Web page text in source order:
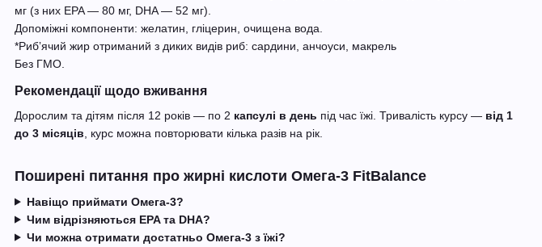
мг (з них EPA — 80 мг, DHA — 52 мг).
Допоміжні компоненти: желатин, гліцерин, очищена вода.
*Рибʼячий жир отриманий з диких видів риб: сардини, анчоуси, макрель
Без ГМО.
Рекомендації щодо вживання
Дорослим та дітям після 12 років — по 2 капсулі в день під час їжі. Тривалість курсу — від 1
до 3 місяців , курс можна повторювати кілька разів на рік.
Поширені питання про жирні кислоти Омега-3 FitBalance
Навіщо приймати Омега-3?
Чим відрізняються EPA та DHA?
Чи можна отримати достатньо Омега-3 з їжі?